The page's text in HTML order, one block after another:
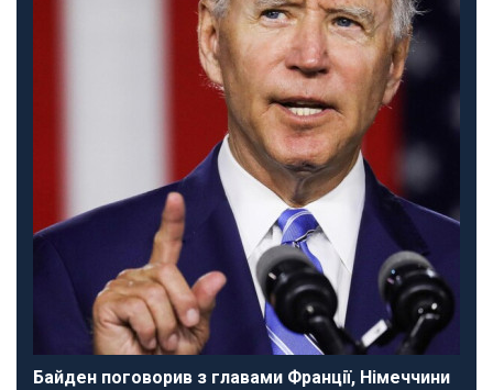
Байден поговорив з главами Франції, Німеччини